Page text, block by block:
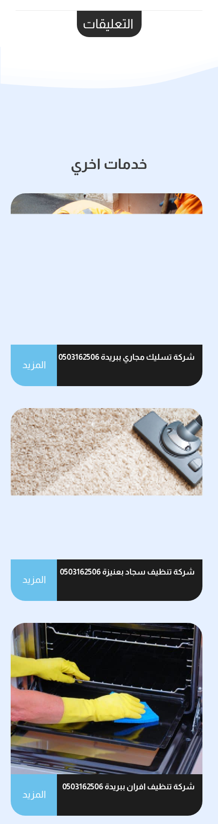
التعليقات
خدمات اخري
شركة تسليك مجاري ببريدة 0503162506
المزيد
شركة تنظيف سجاد بعنيزة 0503162506
المزيد
شركة تنظيف افران ببريدة 0503162506
المزيد